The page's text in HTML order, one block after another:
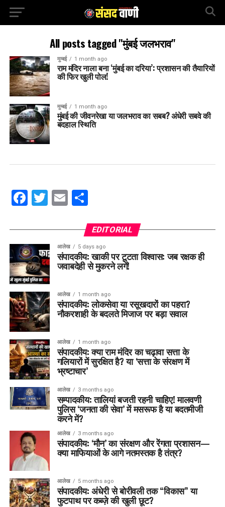
All posts tagged "मुंबई जलभराव"
मुम्बई 1 month ago
राम मंदिर नाला बना ‘मुंबई का दरिया’: प्रशासन की तैयारियों
की फिर खुली पोल!
मुम्बई 1 month ago
मुंबई की जीवनरेखा या जलभराव का सबब? अंधेरी सबवे की
बदहाल स्थिति
Facebook
Twitter
EmailShare
EDITORIAL
आलेख 5 days ago
संपादकीय: खाकी पर टूटता विश्वास: जब रक्षक ही
जवाबदेही से मुकरने लगें!
आलेख 1 month ago
संपादकीय: लोकसेवा या रसूखदारों का पहरा?
नौकरशाही के बदलते मिजाज पर बड़ा सवाल
आलेख 1 month ago
संपादकीय: क्या राम मंदिर का चढ़ावा सत्ता के
गलियारों में सुरक्षित है? या ‘सत्ता के संरक्षण में
भ्रष्टाचार’
आलेख 3 months ago
सम्पादकीय: तालियां बजती रहनी चाहिए! मालवणी
पुलिस ‘जनता की सेवा’ में मसरूफ है या बदतमीजी
करने में?
आलेख 3 months ago
संपादकीय: ‘मौन’ का संरक्षण और रेंगता प्रशासन—
क्या माफियाओं के आगे नतमस्तक है तंत्र?
आलेख 5 months ago
संपादकीय: अंधेरी से बोरीवली तक “विकास” या
फुटपाथ पर कब्ज़े की खुली छूट?